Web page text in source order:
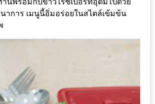
การ เมนูนี้อิ่มอร่อยในสไตล์เข้มข้น